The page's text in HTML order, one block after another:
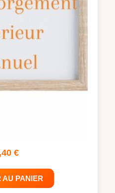
€
AU PANIER